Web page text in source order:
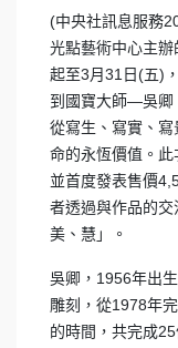
(中央社訊息服務
光點藝術中心主
起至3月31日(五)
到國寶大師—吳卿
從寫生、寫實、
命的永恆價值。此
並首度發表售價
者透過與作品的交
美、慧」。
吳卿，1956年出
雕刻，從1978年
的時間，共完成